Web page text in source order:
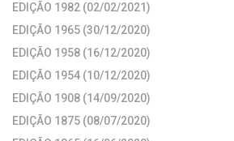
EDIÇÃO 1982 (02/02/2021)
EDIÇÃO 1965 (30/12/2020)
EDIÇÃO 1958 (16/12/2020)
EDIÇÃO 1954 (10/12/2020)
EDIÇÃO 1908 (14/09/2020)
EDIÇÃO 1875 (08/07/2020)